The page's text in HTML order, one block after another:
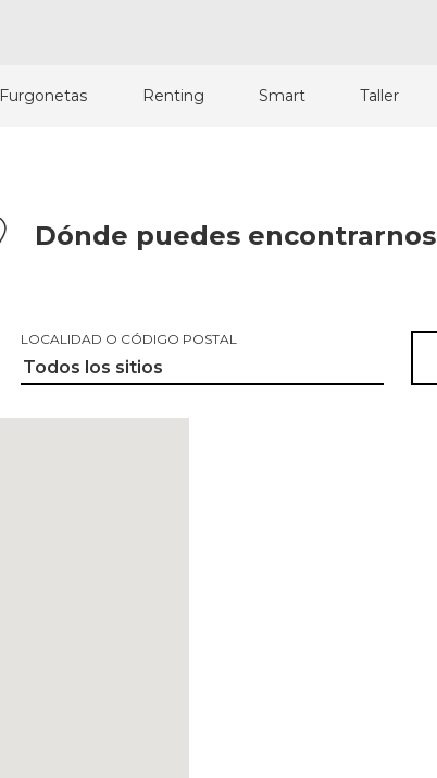
Furgonetas Renting Smart Taller
Dónde puedes encontrarnos
LOCALIDAD O CÓDIGO POSTAL